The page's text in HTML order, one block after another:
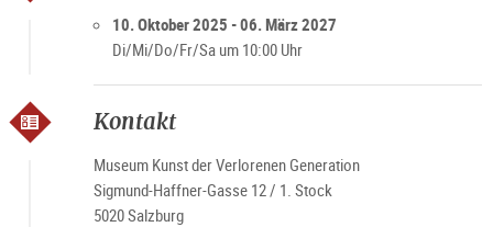
Di - Sa 10 – 17 Uhr
Feiertags geschlossen
10. Oktober 2025 - 06. März 2027
Di/Mi/Do/Fr/Sa um 10:00 Uhr
Kontakt
Museum Kunst der Verlorenen Generation
Sigmund-Haffner-Gasse 12 / 1. Stock
5020 Salzburg